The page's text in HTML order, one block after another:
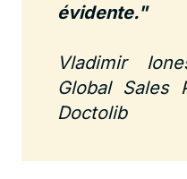
évidente."
Vladimir
Global Sales
Doctolib